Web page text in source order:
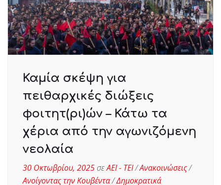
Καμία σκέψη για
πειθαρχικές διώξεις
φοιτητ(ρι)ών – Κάτω τα
χέρια από την αγωνιζόμενη
νεολαία
30 Οκτωβρίου, 2025σεΑΕΙ - ΤΕΙ/Ανακοινώσεις/
Ανοίγοντας την Κουβέντα/Δημοκρατικά